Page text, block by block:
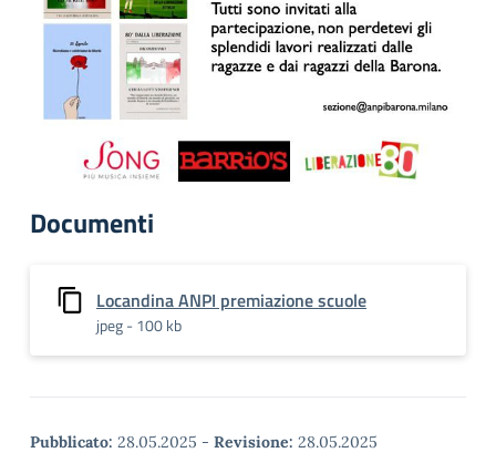
Documenti
Locandina ANPI premiazione scuole
jpeg - 100 kb
Pubblicato: 28.05.2025 - Revisione: 28.05.2025